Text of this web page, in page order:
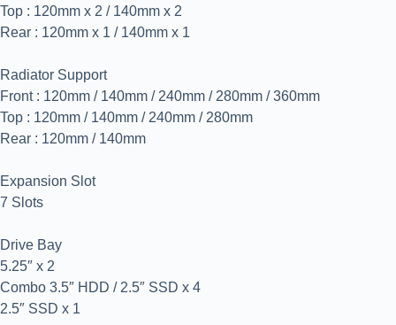
Top : 120mm x 2 / 140mm x 2
Rear : 120mm x 1 / 140mm x 1
Radiator Support
Front : 120mm / 140mm / 240mm / 280mm / 360mm
Top : 120mm / 140mm / 240mm / 280mm
Rear : 120mm / 140mm
Expansion Slot
7 Slots
Drive Bay
5.25″ x 2
Combo 3.5″ HDD / 2.5″ SSD x 4
2.5″ SSD x 1